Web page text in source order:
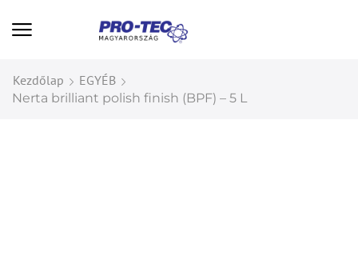
Kezdőlap EGYÉB
Nerta brilliant polish finish (BPF) – 5 L